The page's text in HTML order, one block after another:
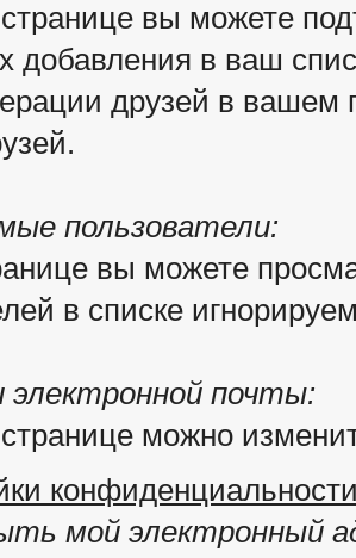
вы можете
в ваш
друзей в вашем
пользователи:
вы можете
в списке
электронной почты:
можно
мой электронный